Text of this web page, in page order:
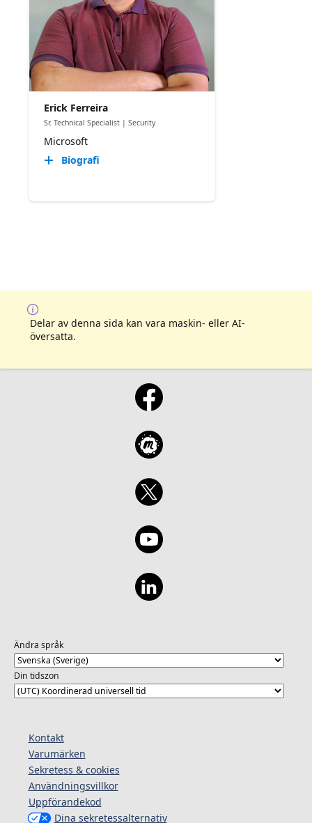
Erick Ferreira
Sr. Technical Specialist | Security
Microsoft
Biografi
Delar av denna sida kan vara maskin- eller AI-
översatta.
Ändra språk
Din tidszon
Kontakt
Varumärken
Sekretess & cookies
Användningsvillkor
Uppförandekod
Dina sekretessalternativ